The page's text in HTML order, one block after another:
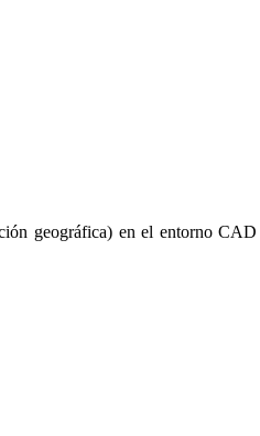
geográfica) en el entorno